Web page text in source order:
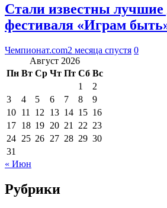
Стали известны лучшие
фестиваля «Играм
Чемпионат.com2 месяца спустя 0
Август 2026
Пн Вт Ср Чт Пт Сб Вс
1
2
3
4 5 6 7 8
9
10 11 12 13 14 15 16
17 18 19 20 21 22 23
24 25 26 27 28 29 30
31
« Июн
Рубрики